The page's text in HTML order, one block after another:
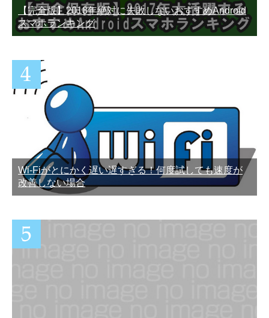
【完全版】2018年絶対に失敗しないおすすめAndroid
スマホランキング
Wi-Fiがとにかく遅い遅すぎる！何度試しても速度が
改善しない場合